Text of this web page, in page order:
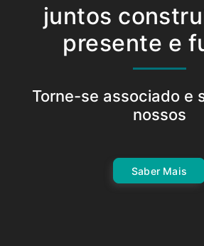
juntos
presente e
Torne-se associado e
nossos
Saber Mais